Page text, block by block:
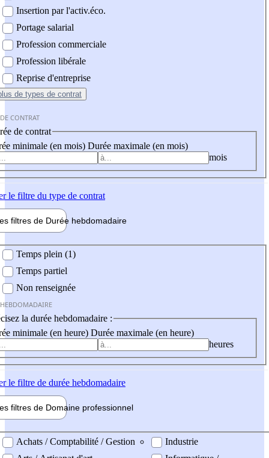
Insertion par l'activ.éco.
Portage salarial
Profession commerciale
Profession libérale
Reprise d'entreprise
de types de contrat
CONTRAT
de contrat
minimale (en mois) Durée maximale (en mois)
mois
le filtre du type de contrat
filtres de Durée hebdomadaire
Temps plein (1)
Temps partiel
Non renseignée
la durée hebdomadaire :
minimale (en heure) Durée maximale (en heure)
heures
le filtre de durée hebdomadaire
filtres de Domaine professionnel
professionel
Achats / Comptabilité / Gestion
Industrie